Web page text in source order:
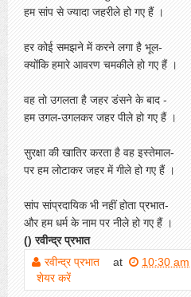
हम सांप से ज्यादा जहरीले हो गए हैं ।
हर कोई समझने में करने लगा है भूल-
क्योंकि हमारे आवरण चमकीले हो गए हैं ।
वह तो उगलता है जहर डंसने के बाद -
हम उगल-उगलकर जहर पीले हो गए हैं ।
सुरक्षा की खातिर करता है वह इस्तेमाल-
पर हम लोटाकर जहर में गीले हो गए हैं ।
सांप सांप्रदायिक भी नहीं होता प्रभात-
और हम धर्म के नाम पर नीले हो गए हैं ।
() रवीन्द्र प्रभात
रवीन्द्र प्रभात
at
10:30 am
शेयर करें